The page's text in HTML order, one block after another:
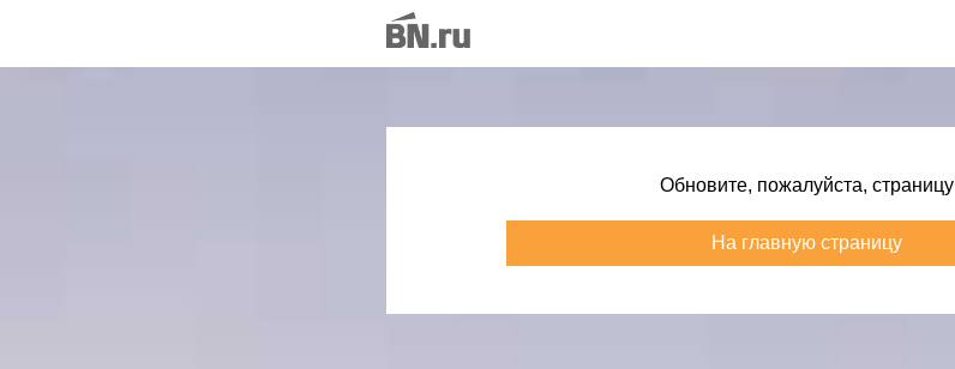
Обновите, пожалуйста, страницу
На главную страницу